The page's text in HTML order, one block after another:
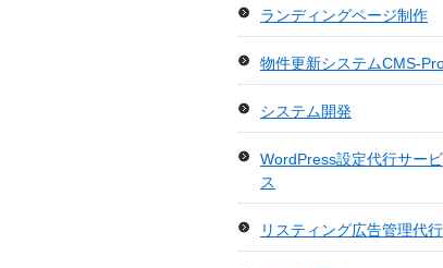
ランディングページ制作
物件更新システムCMS-
システム開発
WordPress設定代行サービ
ス
リスティング広告管理代行